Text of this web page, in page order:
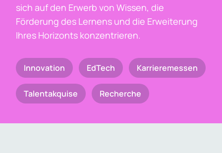
sich auf den Erwerb von Wissen, die
Förderung des Lernens und die Erweiterung
Ihres Horizonts konzentrieren.
Innovation EdTech Karrieremessen
Talentakquise Recherche